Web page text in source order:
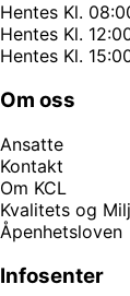
Hentes Kl.
Hentes Kl.
Hentes Kl.
Om oss
Ansatte
Kontakt
Om KCL
Kvalitets og
Åpenhetsloven
Infosenter